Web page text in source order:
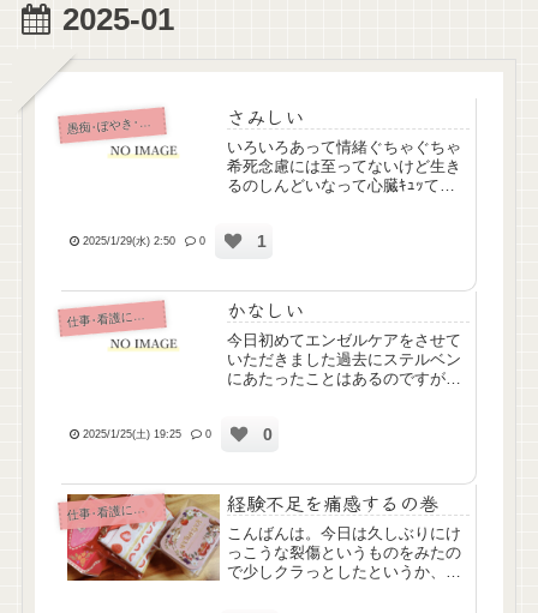
2025-01
愚 痴･ぼやき･病み記事 さみしい
いろいろあって情緒ぐちゃぐちゃ
希死念慮には至ってないけど生き
るのしんどいなって心臓ｷｭｯて苦
きになってもらえるの？みんなが
2025/1/29(水) 2:50 0 1
仕
事･看護について かなしい
今日初めてエンゼルケアをさせて
いただきました過去にステルベン
にあたったことはあるのですがエ
ない、泣いちゃダメって思ってた
っ...
2025/1/25(土) 19:25 0 0
仕
事･看護について 経験不足を痛感するの巻
こんばんは。今日は久しぶりにけ
っこうな裂傷というものをみたの
で少しクラっとしたというか、う